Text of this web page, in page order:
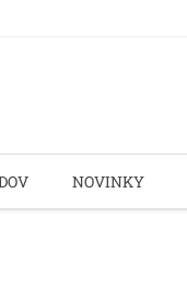
NOVINKY